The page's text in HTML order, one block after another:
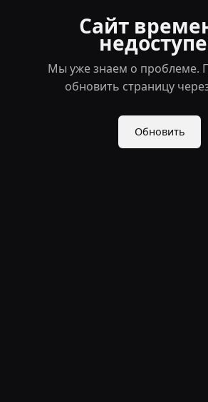
Сайт
Мы уже знаем о проблеме.
обновить страницу
Обновить